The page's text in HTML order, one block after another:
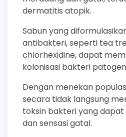
dermatitis atopik.
Sabun yang
antibakteri, seperti tea
chlorhexidine, dapat
kolonisasi bakteri
Dengan menekan
secara tidak langsung
toksin bakteri yang
dan sensasi gatal.